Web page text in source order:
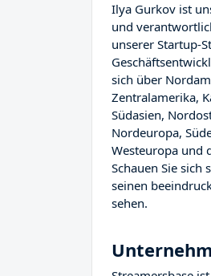
Ilya Gurkov ist
und
unserer Startup-
sich über
Zentralamerika,
Südasien,
Nordeuropa,
Westeuropa und
Schauen Sie sich
seinen
sehen.